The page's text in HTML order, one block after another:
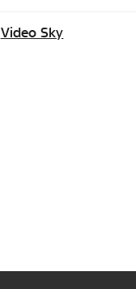
Video Sky